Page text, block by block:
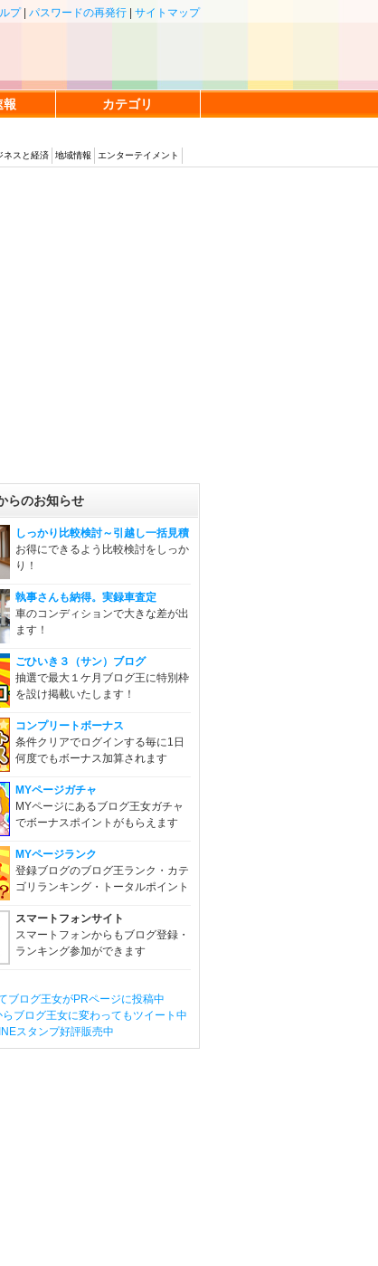
プ| パスワードの再発行 サイトマップ
報 カテゴリ
ネスと経済 地域情報 エンターテイメント
らのお知らせ
しっかり比較検討～引越し一括見積
お得にできるよう比較検討をしっか
り！
執事さんも納得。実録車査定
車のコンディションで大きな差が出
ます！
ごひいき３（サン）ブログ
抽選で最大１ケ月ブログ王に特別枠
を設け掲載いたします！
コンプリートボーナス
条件クリアでログインする毎に1日
何度でもボーナス加算されます
MYページガチャ
MYページにあるブログ王女ガチャ
でボーナスポイントがもらえます
MYページランク
登録ブログのブログ王ランク・カテ
ゴリランキング・トータルポイント
スマートフォンサイト
スマートフォンからもブログ登録・
ランキング参加ができます
ブログ王女がPRページに投稿中
ブログ王女に変わってもツイート中
スタンプ好評販売中